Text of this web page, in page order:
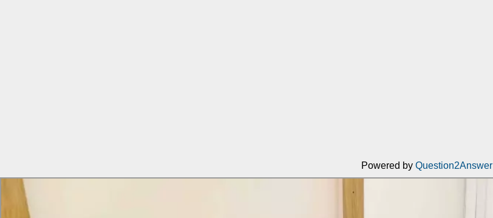
Powered by Question2Answer